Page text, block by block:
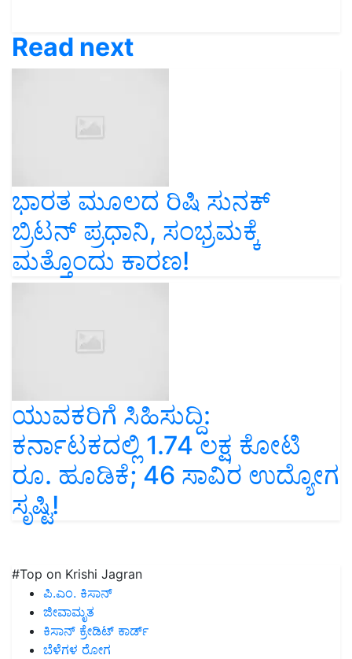
Read next
ಭಾರತ ಮೂಲದ ರಿಷಿ ಸುನಕ್
ಬ್ರಿಟನ್‌ ಪ್ರಧಾನಿ, ಸಂಭ್ರಮಕ್ಕೆ
ಮತ್ತೊಂದು ಕಾರಣ!
ಯುವಕರಿಗೆ ಸಿಹಿಸುದ್ದಿ:
ಕರ್ನಾಟಕದಲ್ಲಿ 1.74 ಲಕ್ಷ ಕೋಟಿ
ರೂ. ಹೂಡಿಕೆ; 46 ಸಾವಿರ ಉದ್ಯೋಗ
ಸೃಷ್ಟಿ!
#Top on Krishi Jagran
ಪಿ.ಎಂ. ಕಿಸಾನ್
ಜೀವಾಮೃತ
ಕಿಸಾನ್ ಕ್ರೇಡಿಟ್ ಕಾರ್ಡ್
ಬೆಳೆಗಳ ರೋಗ